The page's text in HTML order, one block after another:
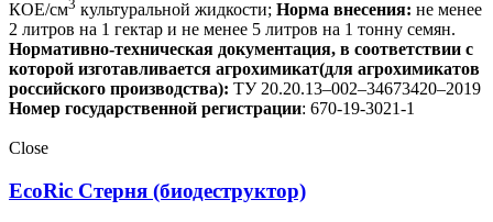
КОЕ/см3 культуральной жидкости; Норма внесения: не менее
2 литров на 1 гектар и не менее 5 литров на 1 тонну семян.
Нормативно-техническая документация, в соответствии с
которой изготавливается агрохимикат(для агрохимикатов
российского производства): ТУ 20.20.13–002–34673420–2019
Номер государственной регистрации: 670-19-3021-1
Close
EcoRic Стерня (биодеструктор)